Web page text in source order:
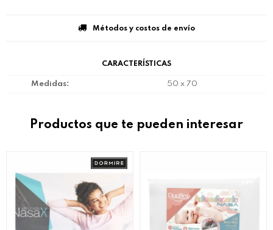
Métodos y costos de envío
CARACTERÍSTICAS
Medidas 50 x 70
Productos que te pueden interesar